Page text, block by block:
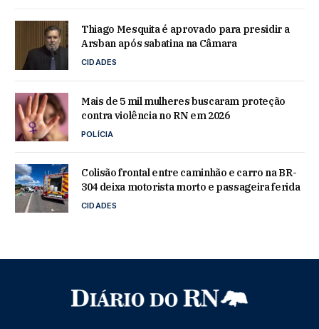
Thiago Mesquita é aprovado para presidir a
Arsban após sabatina na Câmara
CIDADES
Mais de 5 mil mulheres buscaram proteção
contra violência no RN em 2026
POLÍCIA
Colisão frontal entre caminhão e carro na BR-
304 deixa motorista morto e passageira ferida
CIDADES